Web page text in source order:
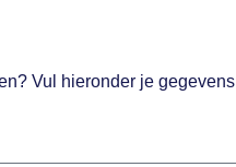
Vul hieronder je gegevens